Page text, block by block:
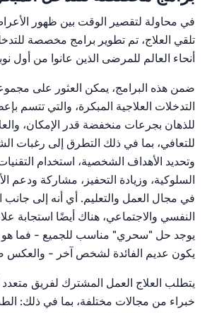
في محاولة لتقصير الوقت بين ظهور
تلقي العلاج، تم تطوير برامج مخصصة
أنحاء العالم للمرضى الذين عانوا من أول
ضمن هذه البرامج، يمكن العثور على
التدخلات العلاجية المبكرة، والتي تتسم
للذهان بجرعات منخفضة قدر الإمكان،
للتعافي، بما في ذلك التطرق إلى رغبات
وتحديد الأهداف الشخصية، استخدام
السلوكية، وزيادة التحفيز، مشاركة ودعم
في مجال العمل والتعليم. أي أنه إلى جانب
النفسي والاجتماعي، هناك أيضًا استجابة
يوجد حل "سحري" مناسب للجميع - فما
يكون عديم الفائدة لشخص آخر - والعكس
يتطلب العلاج العمل المشترك لفريق
خبراء من مجالات مختلفة، بما في ذلك: